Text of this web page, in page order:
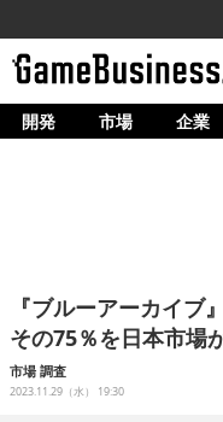
ホーム
企業動向
人材育成
開発 市場 企業
『ブルーアーカイ
その75％を日本市場
市場 調査
2023.11.29（水） 19:30